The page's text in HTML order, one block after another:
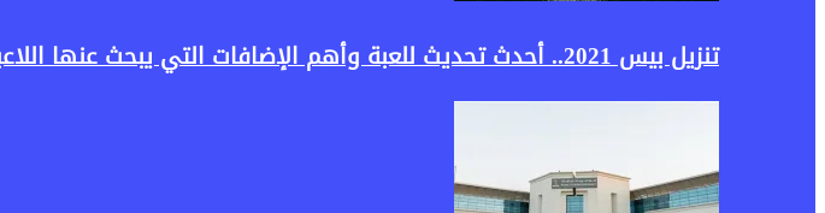
تنزيل بيس 2021.. أحدث تحديث للعبة وأهم الإضافات التي يبحث عنها اللاعبون في 2026